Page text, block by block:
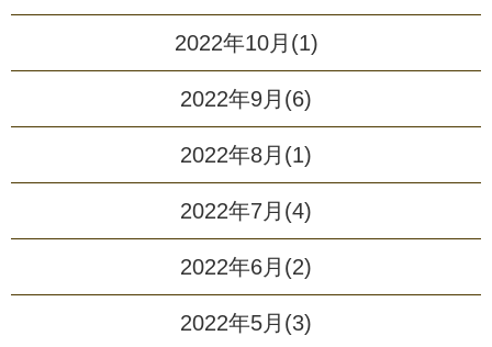
2022年10月(1)
2022年9月(6)
2022年8月(1)
2022年7月(4)
2022年6月(2)
2022年5月(3)